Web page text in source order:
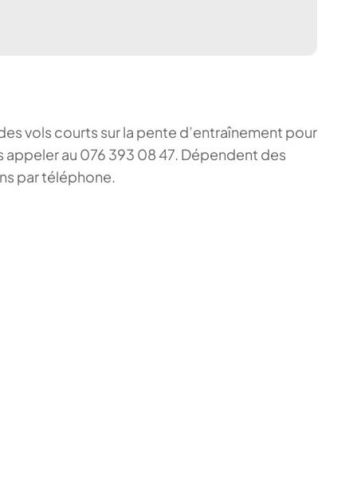
vols courts sur la pente d’entraînement pour
au 076 393 08 47. Dépendent des
par téléphone.